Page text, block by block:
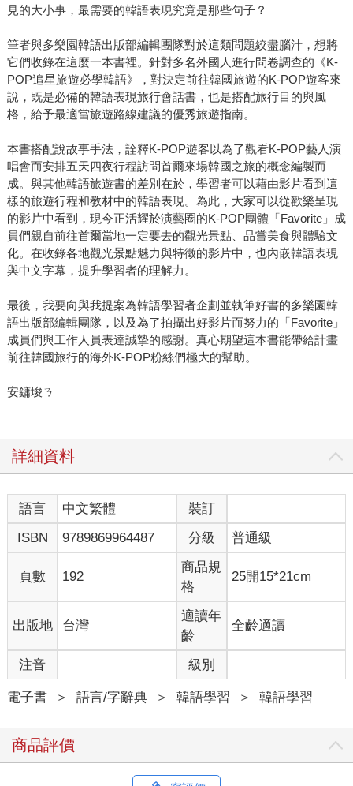
見的大小事，最需要的韓語表現究竟是那些句子？
筆者與多樂園韓語出版部編輯團隊對於這類問題絞盡腦汁，想將
它們收錄在這麼一本書裡。針對多名外國人進行問卷調查的《K-
POP追星旅遊必學韓語》，對決定前往韓國旅遊的K-POP遊客來
說，既是必備的韓語表現旅行會話書，也是搭配旅行目的與風
格，給予最適當旅遊路線建議的優秀旅遊指南。
本書搭配說故事手法，詮釋K-POP遊客以為了觀看K-POP藝人演
唱會而安排五天四夜行程訪問首爾來場韓國之旅的概念編製而
成。與其他韓語旅遊書的差別在於，學習者可以藉由影片看到這
樣的旅遊行程和教材中的韓語表現。為此，大家可以從歡樂呈現
的影片中看到，現今正活耀於演藝圈的K-POP團體「Favorite」成
員們親自前往首爾當地一定要去的觀光景點、品嘗美食與體驗文
化。在收錄各地觀光景點魅力與特徵的影片中，也內嵌韓語表現
與中文字幕，提升學習者的理解力。
最後，我要向與我提案為韓語學習者企劃並執筆好書的多樂園韓
語出版部編輯團隊，以及為了拍攝出好影片而努力的「Favorite」
成員們與工作人員表達誠摯的感謝。真心期望這本書能帶給計畫
前往韓國旅行的海外K-POP粉絲們極大的幫助。
安鏞埈ㄋ
詳細資料
語言 中文繁體
裝訂
ISBN
9789869964487 分級 普通級
頁數 192
商品規
格
25開15*21cm
出版地 台灣
適讀年
齡
全齡適讀
注音 級別
電子書 ＞ 語言/字辭典 ＞ 韓語學習 ＞ 韓語學習
商品評價